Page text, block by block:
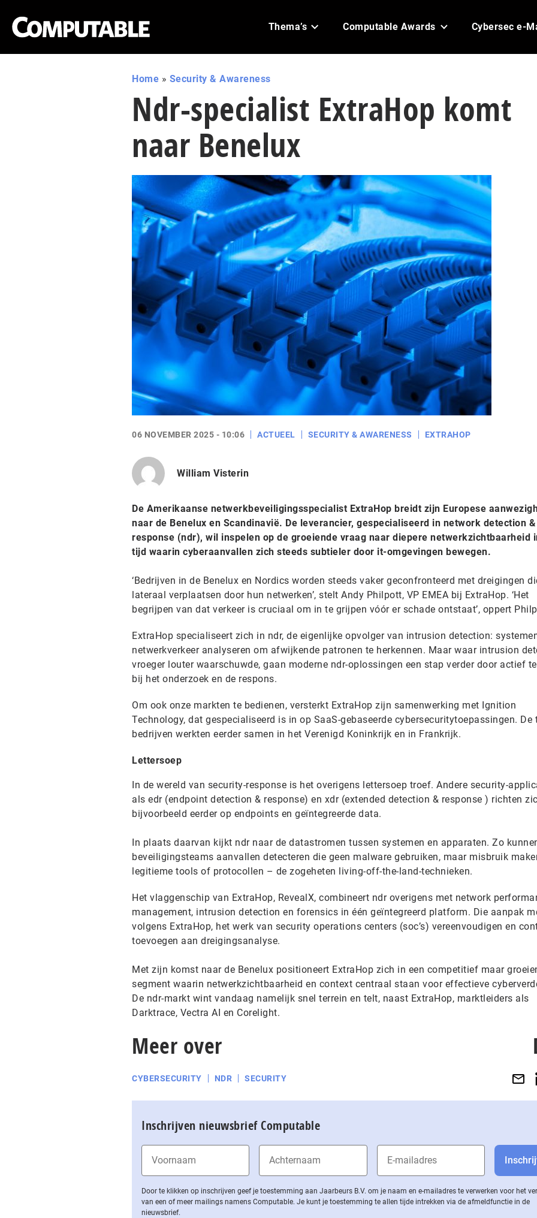
Thema’s Computable Awards Cybersec e-
Home » Security & Awareness
Ndr-specialist ExtraHop komt
naar Benelux
06 NOVEMBER 2025 - 10:06 ACTUEEL SECURITY & AWARENESS EXTRAHOP
William Visterin
De Amerikaanse netwerkbeveiligingsspecialist ExtraHop breidt zijn Europese
naar de Benelux en Scandinavië. De leverancier, gespecialiseerd in network detection &
response (ndr), wil inspelen op de groeiende vraag naar diepere netwerkzichtbaarheid
tijd waarin cyberaanvallen zich steeds subtieler door it-omgevingen bewegen.
‘Bedrijven in de Benelux en Nordics worden steeds vaker geconfronteerd met dreigingen
lateraal verplaatsen door hun netwerken’, stelt Andy Philpott, VP EMEA bij ExtraHop. ‘Het
begrijpen van dat verkeer is cruciaal om in te grijpen vóór er schade ontstaat’, oppert
ExtraHop specialiseert zich in ndr, de eigenlijke opvolger van intrusion detection:
netwerkverkeer analyseren om afwijkende patronen te herkennen. Maar waar intrusion
vroeger louter waarschuwde, gaan moderne ndr-oplossingen een stap verder door actief
bij het onderzoek en de respons.
Om ook onze markten te bedienen, versterkt ExtraHop zijn samenwerking met Ignition
Technology, dat gespecialiseerd is in op SaaS-gebaseerde cybersecuritytoepassingen. De
bedrijven werkten eerder samen in het Verenigd Koninkrijk en in Frankrijk.
Lettersoep
In de wereld van security-response is het overigens lettersoep troef. Andere security-
als edr (endpoint detection & response) en xdr (extended detection & response ) richten
bijvoorbeeld eerder op endpoints en geïntegreerde data.
In plaats daarvan kijkt ndr naar de datastromen tussen systemen en apparaten. Zo
beveiligingsteams aanvallen detecteren die geen malware gebruiken, maar misbruik
legitieme tools of protocollen – de zogeheten living-off-the-land-technieken.
Het vlaggenschip van ExtraHop, RevealX, combineert ndr overigens met network
management, intrusion detection en forensics in één geïntegreerd platform. Die aanpak
volgens ExtraHop, het werk van security operations centers (soc’s) vereenvoudigen en
toevoegen aan dreigingsanalyse.
Met zijn komst naar de Benelux positioneert ExtraHop zich in een competitief maar
segment waarin netwerkzichtbaarheid en context centraal staan voor effectieve
De ndr-markt wint vandaag namelijk snel terrein en telt, naast ExtraHop, marktleiders als
Darktrace, Vectra AI en Corelight.
Meer over
CYBERSECURITY NDR SECURITY
Inschrijven nieuwsbrief Computable
Door te klikken op inschrijven geef je toestemming aan Jaarbeurs B.V. om je naam en e-mailadres te verwerken voor het
van een of meer mailings namens Computable. Je kunt je toestemming te allen tijde intrekken via de af­meld­func­tie in de
nieuwsbrief.